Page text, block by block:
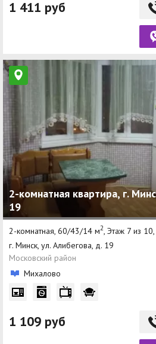
1 411 руб
2-комнатная квартира, г.
19
2-комнатная, 60/43/14 м2, Этаж 7 из
г. Минск, ул. Алибегова, д. 19
Московский район
Михалово
1 109 руб